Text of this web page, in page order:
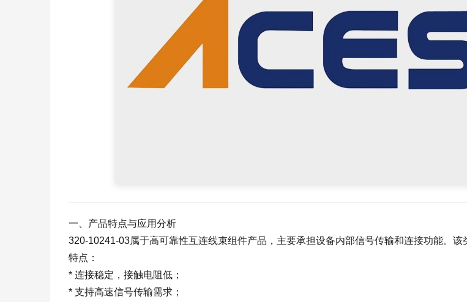
一、产品特点与应用分析
320-10241-03属于高可靠性互连线束组件产品，主要承担设备内部信号传输和连接功能。该
特点：
* 连接稳定，接触电阻低；
* 支持高速信号传输需求；